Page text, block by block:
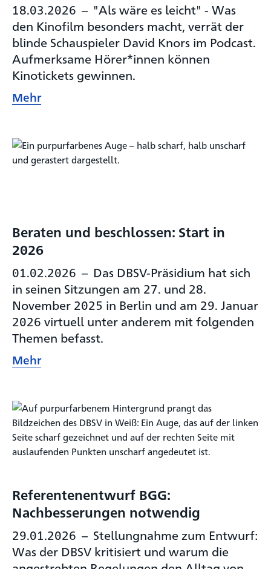
18.03.2026 – "Als wäre es leicht" - Was
den Kinofilm besonders macht, verrät der
blinde Schauspieler David Knors im Podcast.
Aufmerksame Hörer*innen können
Kinotickets gewinnen.
Mehr
Beraten und beschlossen: Start in
2026
01.02.2026 – Das DBSV-Präsidium hat sich
in seinen Sitzungen am 27. und 28.
November 2025 in Berlin und am 29. Januar
2026 virtuell unter anderem mit folgenden
Themen befasst.
Mehr
Referentenentwurf BGG:
Nachbesserungen notwendig
29.01.2026 – Stellungnahme zum Entwurf:
Was der DBSV kritisiert und warum die